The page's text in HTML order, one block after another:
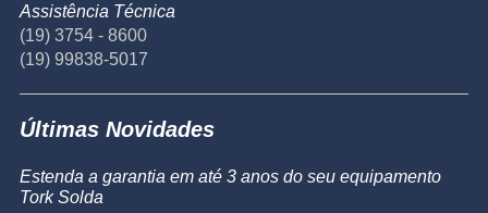
Assistência Técnica
(19) 3754 - 8600
(19) 99838-5017
Últimas Novidades
Estenda a garantia em até 3 anos do seu equipamento
Tork Solda